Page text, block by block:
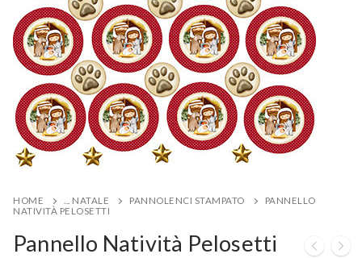
HOME ... NATALE PANNOLENCI STAMPATO
PANNELLO
NATIVITÀ PELOSETTI
Pannello Natività Pelosetti